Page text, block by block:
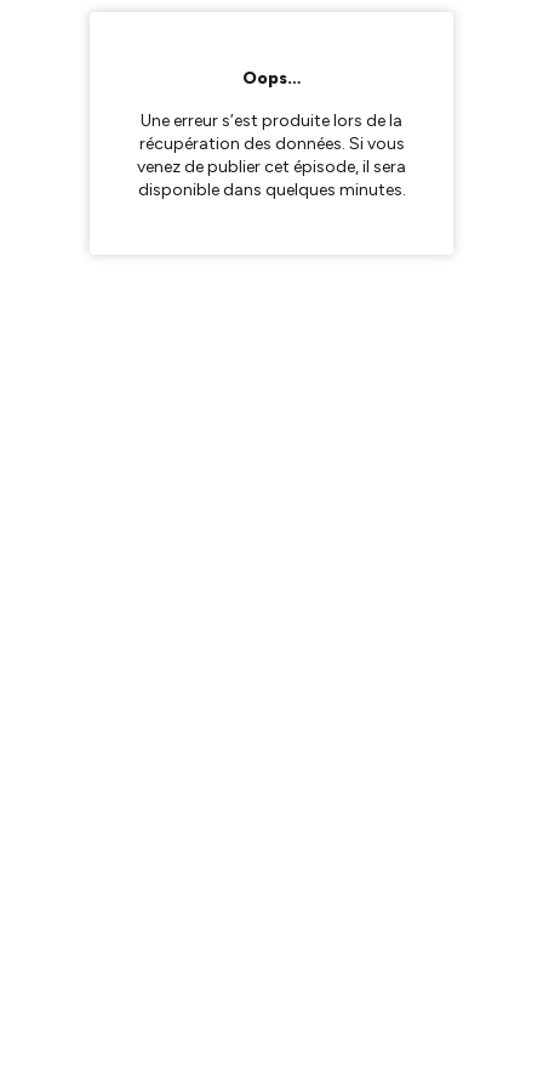
Oops…
Une erreur s’est produite lors de la
récupération des données. Si vous
venez de publier cet épisode, il sera
disponible dans quelques minutes.